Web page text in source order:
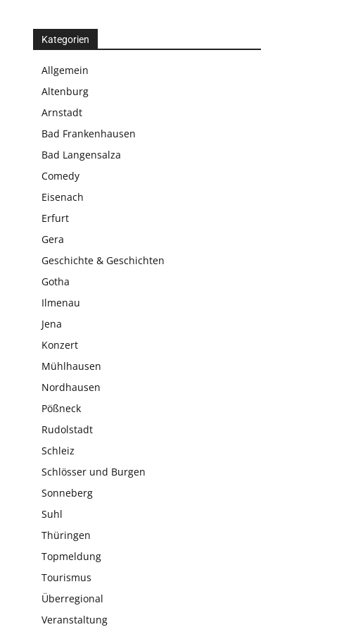
Kategorien
Allgemein
Altenburg
Arnstadt
Bad Frankenhausen
Bad Langensalza
Comedy
Eisenach
Erfurt
Gera
Geschichte & Geschichten
Gotha
Ilmenau
Jena
Konzert
Mühlhausen
Nordhausen
Pößneck
Rudolstadt
Schleiz
Schlösser und Burgen
Sonneberg
Suhl
Thüringen
Topmeldung
Tourismus
Überregional
Veranstaltung